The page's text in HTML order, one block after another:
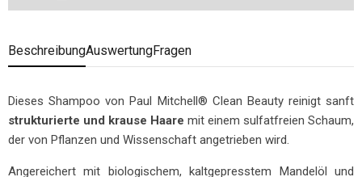
BeschreibungAuswertungFragen
Dieses Shampoo von Paul Mitchell® Clean Beauty reinigt sanft
strukturierte und krause Haare mit einem sulfatfreien Schaum,
der von Pflanzen und Wissenschaft angetrieben wird.
Angereichert mit biologischem, kaltgepresstem Mandelöl und